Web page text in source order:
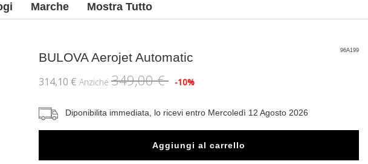
Marche Mostra Tutto
96A199
BULOVAAerojet Automatic
314,10 € Anziché 349,00 € -10%
Diponibilita immediata, lo ricevi entro Mercoledì 12 Agosto 2026
Aggiungi al carrello